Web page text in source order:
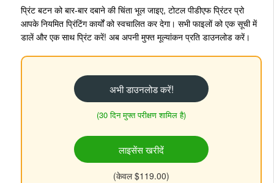
प्रिंट बटन को बार-बार दबाने की चिंता भूल जाइए, टोटल पीडीएफ प्रिंटर प्रो
आपके नियमित प्रिंटिंग कार्यों को स्वचालित कर देगा। सभी फाइलों को एक सूची में
डालें और एक साथ प्रिंट करें! अब अपनी मुफ्त मूल्यांकन प्रति डाउनलोड करें।
अभी डाउनलोड करें!
(30 दिन मुफ्त परीक्षण शामिल है)
लाइसेंस खरीदें
(केवल $119.00)